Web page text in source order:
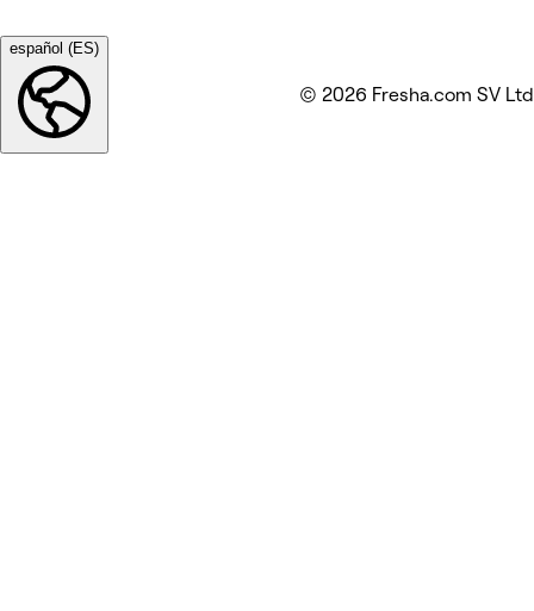
español (ES)
© 2026 Fresha.com SV Ltd